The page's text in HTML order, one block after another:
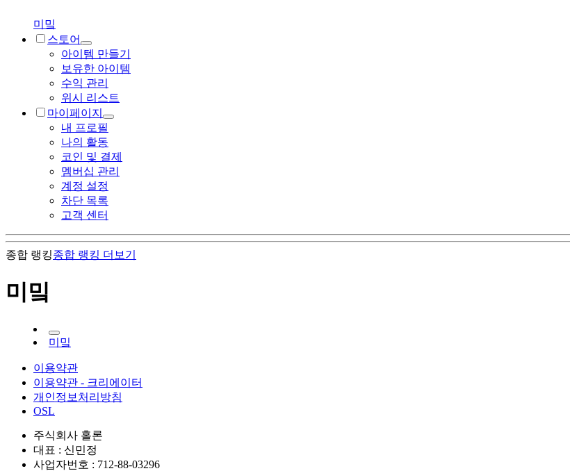
미밐
스토어
아이템 만들기
보유한 아이템
수익 관리
위시 리스트
마이페이지
내 프로필
나의 활동
코인 및 결제
멤버십 관리
계정 설정
차단 목록
고객 센터
종합 랭킹종합 랭킹 더보기
미밐
미밐
이용약관
이용약관 - 크리에이터
개인정보처리방침
OSL
주식회사 홀론
대표 : 신민정
사업자번호 : 712-88-03296